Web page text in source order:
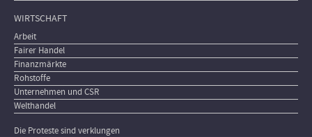
WIRTSCHAFT
Arbeit
Fairer Handel
Finanzmärkte
Rohstoffe
Unternehmen und CSR
Welthandel
Die Proteste sind verklungen